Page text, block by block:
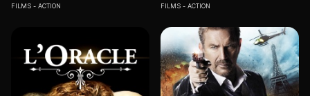
FILMS ACTION FILMS ACTION